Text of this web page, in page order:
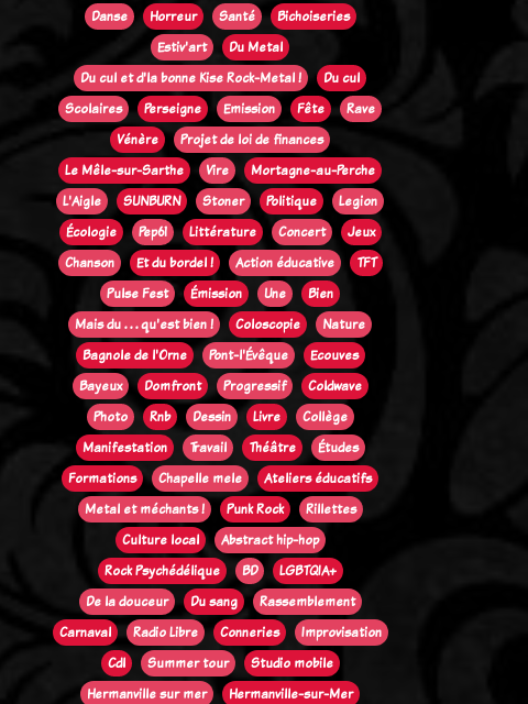
Danse
Horreur Santé
Bichoiseries
Estiv'art
Du Metal
Du cul et d'la bonne Kise Rock-Metal !
Du cul
Scolaires
Perseigne Emission Fête
Rave
Vénère
Projet de loi de finances
Le Mêle-sur-Sarthe
Vire
Mortagne-au-Perche
L'Aigle
SUNBURN Stoner Politique
Legion
Écologie
Pep61 Littérature Concert
Jeux
Chanson
Et du bordel ! Action éducative
TFT
Pulse Fest
Émission Une
Bien
Mais du . . . qu'est bien !
Coloscopie
Nature
Bagnole de l'Orne
Pont-l'Évêque
Ecouves
Bayeux
Domfront Progressif
Coldwave
Photo
Rnb Dessin Livre
Collège
Manifestation
Travail Théâtre
Études
Formations
Chapelle mele
Ateliers éducatifs
Metal et méchants !
Punk Rock
Rillettes
Culture local
Abstract hip-hop
Rock Psychédélique
BD
LGBTQIA+
De la douceur
Du sang
Rassemblement
Carnaval
Radio Libre Conneries
Improvisation
Cdl
Summer tour
Studio mobile
Hermanville sur mer
Hermanville-sur-Mer